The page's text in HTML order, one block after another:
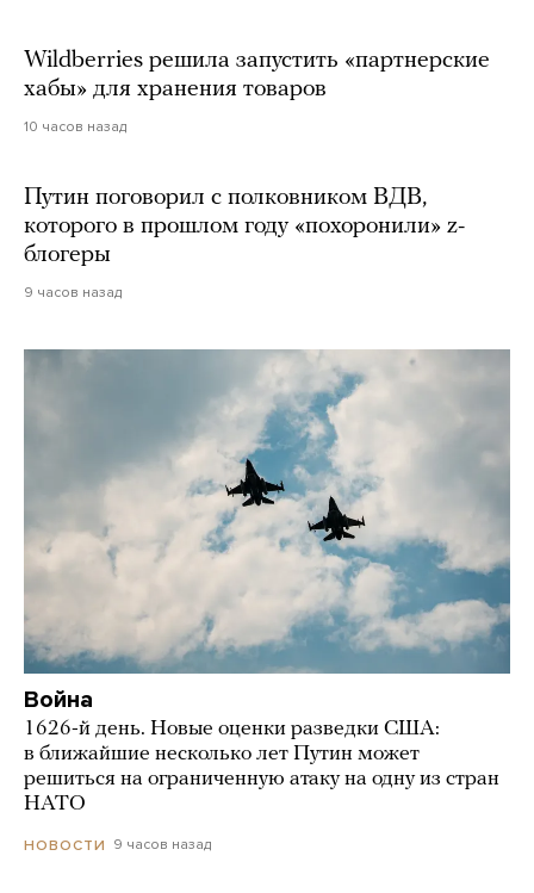
Wildberries решила запустить «партнерские
хабы» для хранения товаров
10 часов назад
Путин поговорил с полковником ВДВ,
которого в прошлом году «похоронили» z-
блогеры
9 часов назад
Война
1626-й день. Новые оценки разведки США:
в ближайшие несколько лет Путин может
решиться на ограниченную атаку на одну из стран
НАТО
НОВОСТИ 9 часов назад